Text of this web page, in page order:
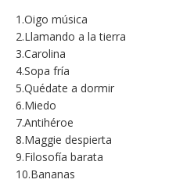
1.Oigo música
2.Llamando a la tierra
3.Carolina
4.Sopa fría
5.Quédate a dormir
6.Miedo
7.Antihéroe
8.Maggie despierta
9.Filosofía barata
10.Bananas